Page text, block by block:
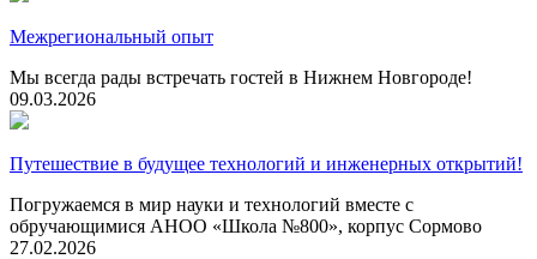
Межрегиональный опыт
Мы всегда рады встречать гостей в Нижнем Новгороде!
09.03.2026
Путешествие в будущее технологий и инженерных открытий!
Погружаемся в мир науки и технологий вместе с
обручающимися АНОО «Школа №800», корпус Сормово
27.02.2026